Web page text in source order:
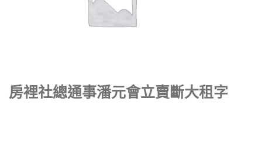
房裡社總通事潘元會立賣斷大租字